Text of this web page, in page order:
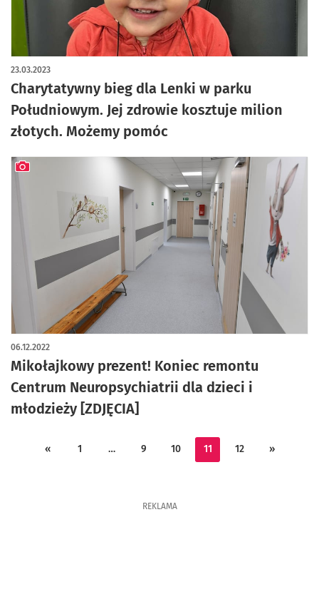
Charytatywny bieg dla Lenki w parku
Południowym. Jej zdrowie kosztuje milion
złotych. Możemy pomóc
23.03.2023
Mikołajkowy prezent! Koniec remontu
Centrum Neuropsychiatrii dla dzieci i
młodzieży [ZDJĘCIA]
06.12.2022
artykuł z galerią zdjęć
« 1 … 9 10 11 12 »
REKLAMA